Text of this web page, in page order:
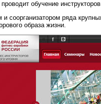
обучение
соорганизатором ряда
образа жизни.